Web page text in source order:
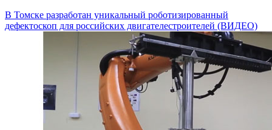
В Томске разработан уникальный роботизированный
дефектоскоп для российских двигателестроителей (ВИДЕО)